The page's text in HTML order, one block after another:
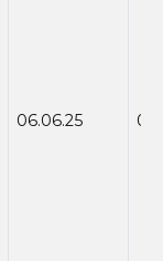
06.06.25